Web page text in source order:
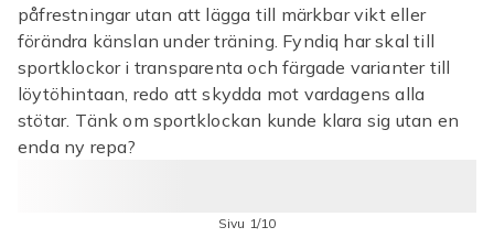
påfrestningar utan att lägga till märkbar vikt eller
förändra känslan under träning. Fyndiq har skal till
sportklockor i transparenta och färgade varianter till
löytöhintaan, redo att skydda mot vardagens alla
stötar. Tänk om sportklockan kunde klara sig utan en
enda ny repa?
Sivu 1/10